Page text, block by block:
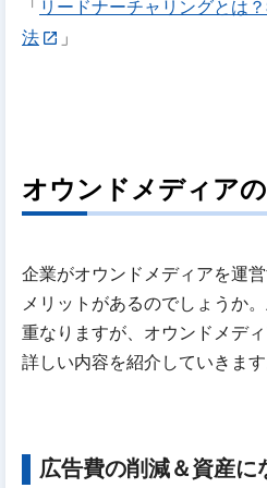
「 リードナーチャリングとは
法
」
オウンドメディア
企業がオウンドメディアを運
メリットがあるのでしょうか
重なりますが、オウンドメデ
詳しい内容を紹介していきます
広告費の削減＆資産に